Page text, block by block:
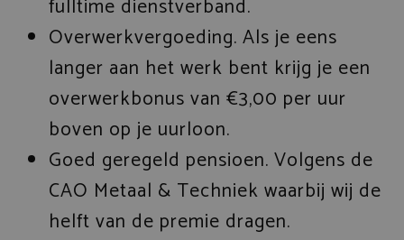
fulltime dienstverband.
Overwerkvergoeding. Als je eens
langer aan het werk bent krijg je een
overwerkbonus van €3,00 per uur
boven op je uurloon.
Goed geregeld pensioen. Volgens de
CAO Metaal & Techniek waarbij wij de
helft van de premie dragen.